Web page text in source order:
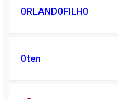
0RLAND0FILH0
0ten